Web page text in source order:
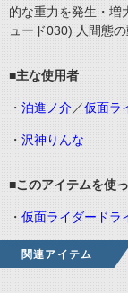
的な重力を発生・増
ュード030) 人間態の
■主な使用者
・ 泊進ノ介／仮面ラ
・ 沢神りんな
■このアイテムを使
・ 仮面ライダードラ
関連アイテム